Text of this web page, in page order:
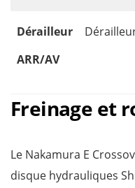
Dérailleur
ARR/AV
Freinage et
Le Nakamura E
disque hydrauliques